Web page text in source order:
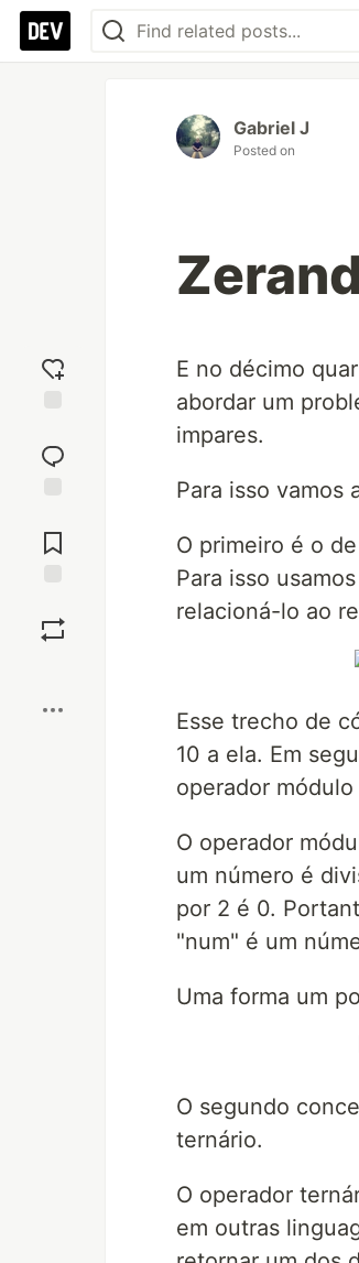
reaction
Comments
Gabriel J
Posted on
E no décimo
abordar um
impares.
Para isso vamos
O primeiro é o
Para isso
relacioná-lo ao
Esse trecho de
10 a ela. Em
operador módulo
O operador
um número é
por 2 é 0.
"num" é um
Uma forma um
O segundo
ternário.
O operador
em outras